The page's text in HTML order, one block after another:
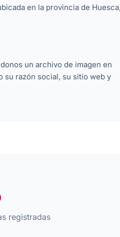
en la provincia de Huesca,
un archivo de imagen en
su razón social, su sitio web y
registradas